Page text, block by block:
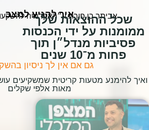
אביתר בן פורת ו-״האקדמיה
איך להגיע למצב
שכל ההוצאות שלך
ממומנות על ידי הכנסות
פסיביות מנדל״ן תוך
פחות מ־10 שנים
גם אם אין לך ניסיון
ואיך להימנע מטעות קריטית שמשקיעים
מאות אלפי שקלים